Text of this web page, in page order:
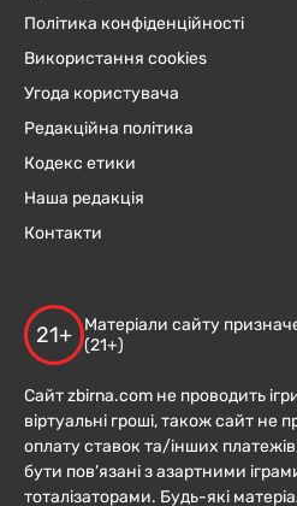
Політика конфіденційності
Використання cookies
Угода користувача
Редакційна політика
Кодекс етики
Наша редакція
Контакти
21+
Матеріали сайту
(21+)
Сайт zbirna.com не проводить
віртуальні гроші, також сайт не
оплату ставок та/інших
бути пов’язані з азартними
тоталізаторами. Будь-які